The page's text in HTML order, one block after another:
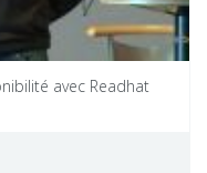
avec Readhat